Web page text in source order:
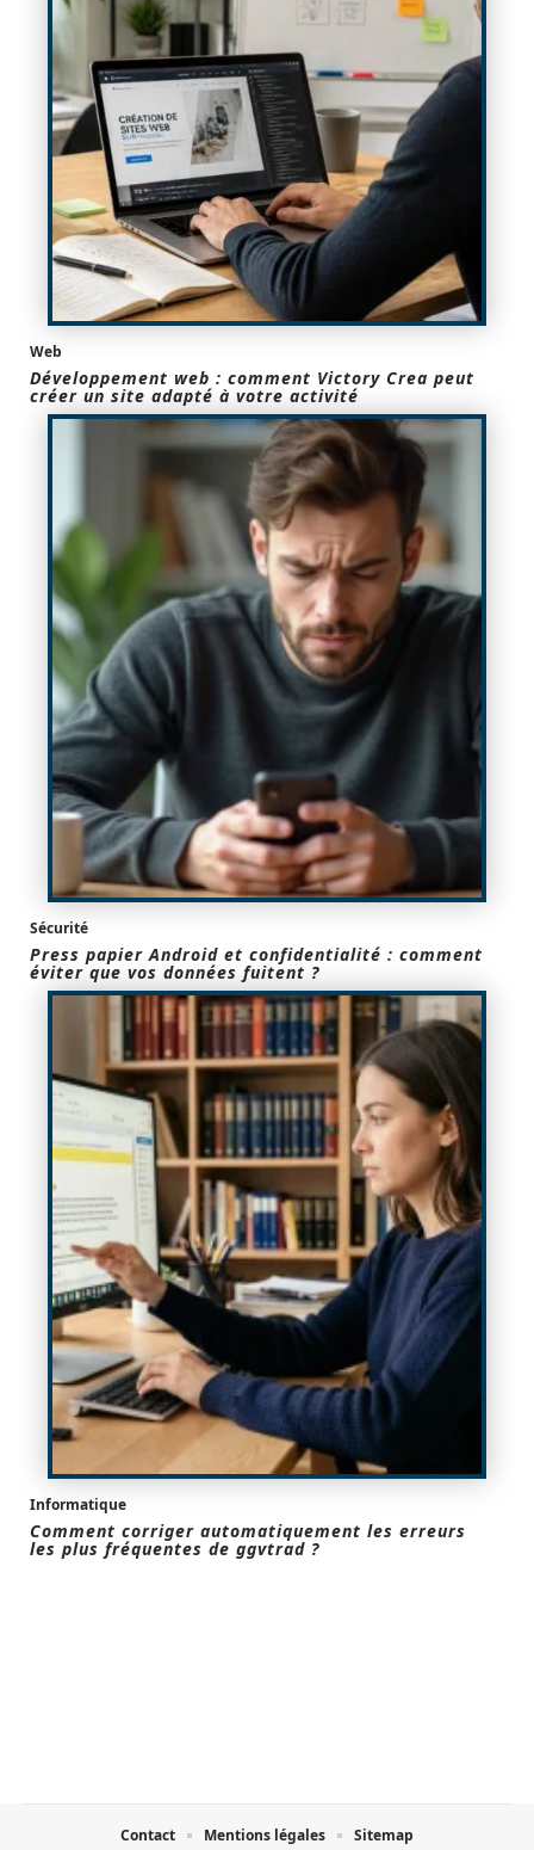
Web
Développement web : comment Victory Crea peut
créer un site adapté à votre activité
Sécurité
Press papier Android et confidentialité : comment
éviter que vos données fuitent ?
Informatique
Comment corriger automatiquement les erreurs
les plus fréquentes de ggvtrad ?
Contact Mentions légales Sitemap